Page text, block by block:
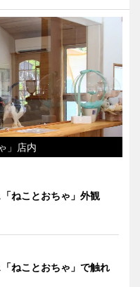
」店内
ねことおちゃ」外観
ねことおちゃ」で触れ